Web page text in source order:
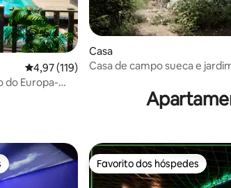
Classificação média de 4,97 em 5 estrelas,
4,97 (119)
do Europa-
Casa
Casa de campo sueca e
apreciados Favorito dos hóspedes
Favorito dos hóspedes